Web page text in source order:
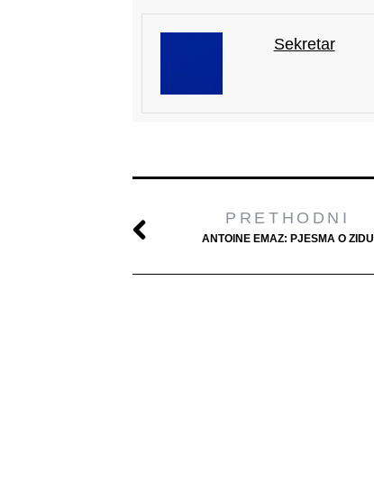
Sekretar
PRETHODNI
ANTOINE EMAZ: PJESMA O ZIDU